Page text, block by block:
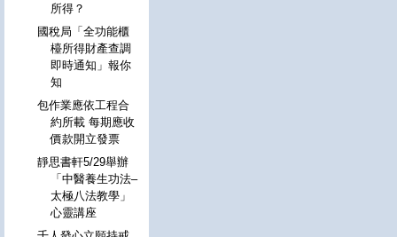
所得？
國稅局「全功能櫃
檯所得財產查調
即時通知」報你
知
包作業應依工程合
約所載 每期應收
價款開立發票
靜思書軒5/29舉辦
「中醫養生功法–
太極八法教學」
心靈講座